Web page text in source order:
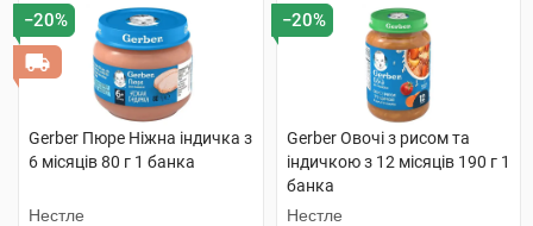
−20%
Gerber Пюре Ніжна індичка з
6 місяців 80 г 1 банка
Нестле
−20%
Gerber Овочі з рисом та
індичкою з 12 місяців 190 г 1
банка
Нестле